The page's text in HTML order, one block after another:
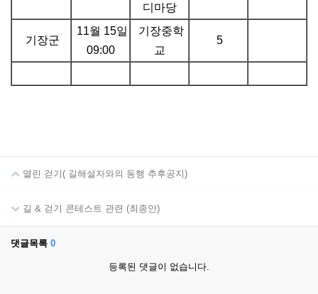
디마당
기장군
11월 15일
09:00
기장중학
교
5
열린 걷기( 길해설자와의 동행 추후공지)
길 & 걷기 콘테스트 관련 (최종안)
댓글목록 0
등록된 댓글이 없습니다.